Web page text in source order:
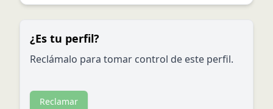
¿Es tu perfil?
Reclámalo para tomar control de este perfil.
Reclamar